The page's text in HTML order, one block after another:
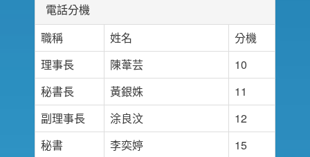
電話分機
職稱
姓名
分機
理事長
陳葦芸
10
秘書長
黃銀姝
11
副理事長
涂良汶
12
秘書
李奕婷
15